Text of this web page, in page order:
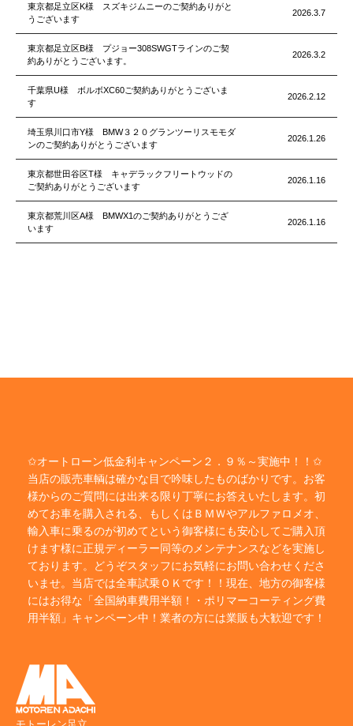
東京都足立区K様 スズキジムニーのご契約ありがと
うございます
2026.3.7
東京都足立区B様 プジョー308SWGTラインのご契
約ありがとうございます。
2026.3.2
千葉県U様 ボルボXC60ご契約ありがとうございま
す
2026.2.12
埼玉県川口市Y様 BMW３２０グランツーリスモモダ
ンのご契約ありがとうございます
2026.1.26
東京都世田谷区T様 キャデラックフリートウッドの
ご契約ありがとうございます
2026.1.16
東京都荒川区A様 BMWX1のご契約ありがとうござ
います
2026.1.16
✩オートローン低金利キャンペーン２．９％～実施中！！✩
当店の販売車輌は確かな目で吟味したものばかりです。お客
様からのご質問には出来る限り丁寧にお答えいたします。初
めてお車を購入される、もしくはＢＭＷやアルファロメオ、
輸入車に乗るのが初めてという御客様にも安心してご購入頂
けます様に正規ディーラー同等のメンテナンスなどを実施し
ております。どうぞスタッフにお気軽にお問い合わせくださ
いませ。当店では全車試乗ＯＫです！！現在、地方の御客様
にはお得な「全国納車費用半額！・ポリマーコーティング費
用半額」キャンペーン中！業者の方には業販も大歓迎です！